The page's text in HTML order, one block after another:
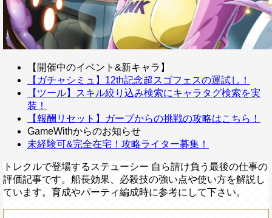
【開催中のイベント&新キャラ】
【ガチャシミュ】12th記念超スゴフェスの運試し！
【ツール】スキル絞り込み検索にキャラタグ検索を実
装！
【報酬リセット】ガープからの挑戦の攻略はこちら！
GameWithからのお知らせ
未経験可&完全在宅！攻略ライター募集！
トレクルで登場するステューシー 自ら請け負う最後の仕事の
評価記事です。船長効果、必殺技の強い点や使い方を解説し
ています。育成やパーティ編成時に参考にして下さい。